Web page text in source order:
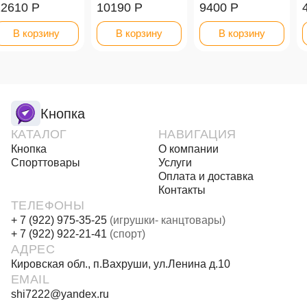
10190 Р
В корзину
9400 Р
В корзину
4010 Р
В корзину
Кнопка
КАТАЛОГ
Кнопка
Спорттовары
НАВИГАЦИЯ
О компании
Услуги
Оплата и доставка
Контакты
ТЕЛЕФОНЫ
+ 7 (922) 975-35-25 (игрушки- канцтовары)
+ 7 (922) 922-21-41 (спорт)
АДРЕС
Кировская обл., п.Вахруши, ул.Ленина д.10
EMAIL
shi7222@yandex.ru